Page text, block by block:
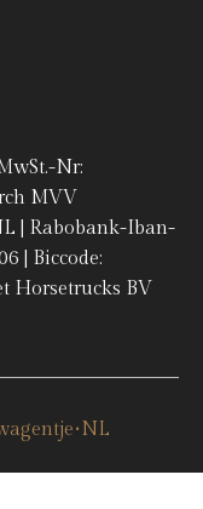
Nr:
MVV
| Rabobank-Iban-
| Biccode:
Horsetrucks BV